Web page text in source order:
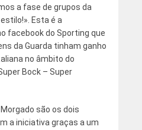
a fase de grupos da
Esta é a
facebook do Sporting que
da Guarda tinham ganho
no âmbito do
Bock – Super
são os dois
a iniciativa graças a um